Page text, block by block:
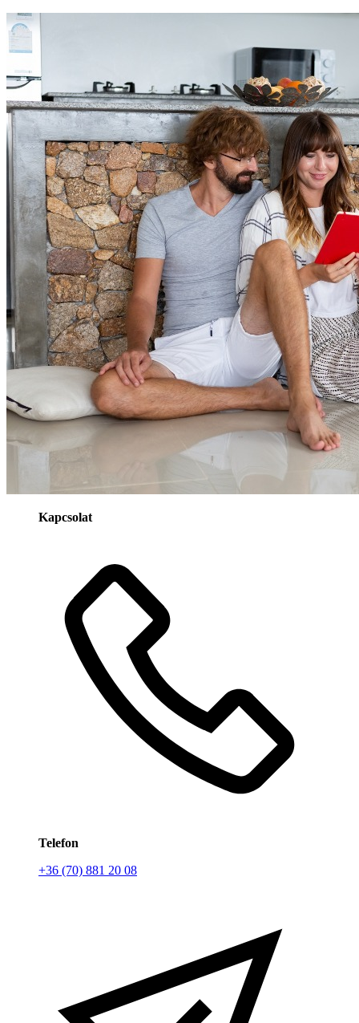
Kapcsolat
Telefon
+36 (70) 881 20 08